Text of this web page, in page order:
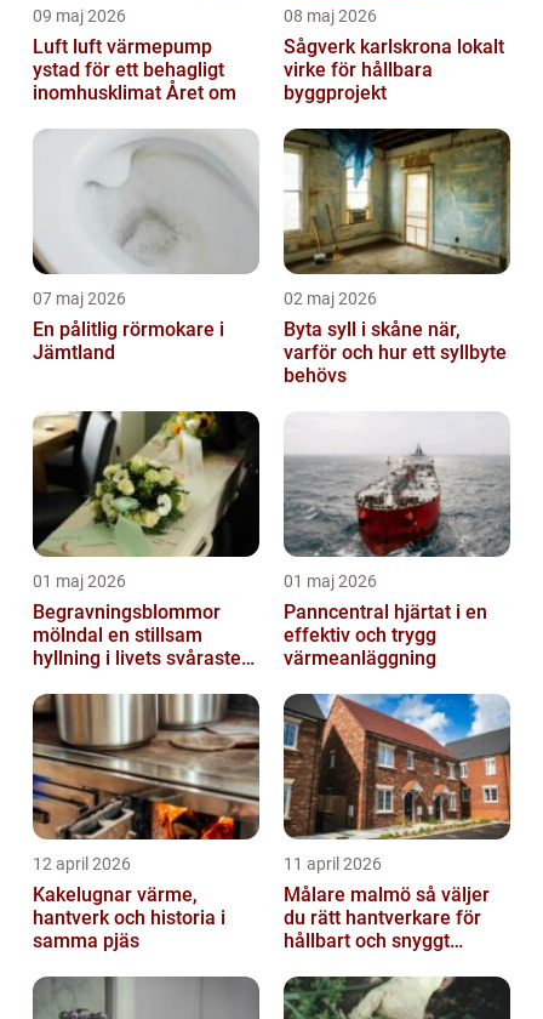
09 maj 2026
Luft luft värmepump
ystad för ett behagligt
inomhusklimat Året om
08 maj 2026
Sågverk karlskrona lokalt
virke för hållbara
byggprojekt
07 maj 2026
En pålitlig rörmokare i
Jämtland
02 maj 2026
Byta syll i skåne när,
varför och hur ett syllbyte
behövs
01 maj 2026
Begravningsblommor
mölndal en stillsam
hyllning i livets svåraste
01 maj 2026
Panncentral hjärtat i en
effektiv och trygg
värmeanläggning
12 april 2026
Kakelugnar värme,
hantverk och historia i
samma pjäs
11 april 2026
Målare malmö så väljer
du rätt hantverkare för
hållbart och snyggt